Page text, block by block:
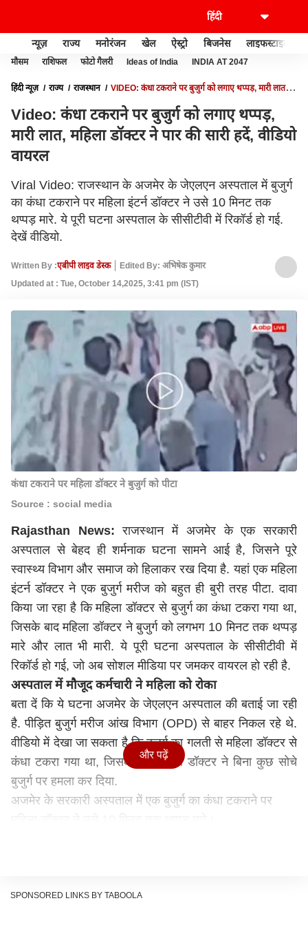
न्यूज़ राज्य मनोरंजन खेल ऐस्ट्रो बिजनेस लाइफस्टाइल
मौसम राशिफल फोटो गैलरी Ideas of India INDIA AT 2047
हिंदी न्यूज़ राज्य राजस्थान
VIDEO: कंधा टकराने पर बुजुर्ग को लगाए थप्पड़, मारी लात,
Video: कंधा टकराने पर बुजुर्ग को लगाए थप्पड़,
मारी लात, महिला डॉक्टर ने पार की सारी हदें, वीडियो
वायरल
Viral Video: राजस्थान के अजमेर के जेएलएन अस्पताल में बुजुर्ग
का कंधा टकराने पर महिला इंटर्न डॉक्टर ने उसे 10 मिनट तक
थप्पड़ मारे. ये पूरी घटना अस्पताल के सीसीटीवी में रिकॉर्ड हो गई.
देखें वीडियो.
Written By :एबीपी लाइव डेस्क
Edited By: अभिषेक कुमार
Updated at : Tue, October 14,2025, 3:41 pm (IST)
कंधा टकराने पर महिला डॉक्टर ने बुजुर्ग को पीटा
Source : social media
Rajasthan News: राजस्थान में अजमेर के एक सरकारी
अस्पताल से बेहद ही शर्मनाक घटना सामने आई है, जिसने पूरे
स्वास्थ्य विभाग और समाज को हिलाकर रख दिया है. यहां एक महिला
इंटर्न डॉक्टर ने एक बुजुर्ग मरीज को बहुत ही बुरी तरह पीटा. दावा
किया जा रहा है कि महिला डॉक्टर से बुजुर्ग का कंधा टकरा गया था,
जिसके बाद महिला डॉक्टर ने बुजुर्ग को लगभग 10 मिनट तक थप्पड़
मारे और लात भी मारी. ये पूरी घटना अस्पताल के सीसीटीवी में
रिकॉर्ड हो गई, जो अब सोशल मीडिया पर जमकर वायरल हो रही है.
अस्पताल में मौजूद कर्मचारी ने महिला को रोका
बता दें कि ये घटना अजमेर के जेएलएन अस्पताल की बताई जा रही
है. पीड़ित बुजुर्ग मरीज आंख विभाग (OPD) से बाहर निकल रहे थे.
वीडियो में देखा जा सकता है कि बुजुर्ग का गलती से महिला डॉक्टर से
कंधा टकरा गया था, जिसके बाद महिला डॉक्टर ने बिना कुछ सोचे
बुजुर्ग पर हमला कर दिया.
अजमेर के सरकारी अस्पताल में एक बुजुर्ग का कंधा टकराने पर
डॉक्टरों से अभद्रता पर सजा तय है —
और पढ़ें
SPONSORED LINKS BY TABOOLA